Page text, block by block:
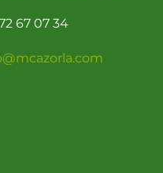
67 07 34